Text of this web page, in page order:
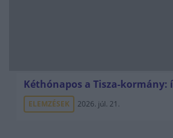
Kéthónapos a Tisza-kormány:
ELEMZÉSEK 2026. júl. 21.